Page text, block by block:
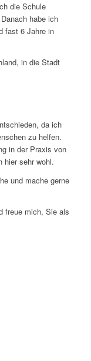
die Schule
habe ich
fast 6 Jahre in
in die Stadt
da ich
zu helfen.
in der Praxis von
hier sehr wohl.
und mache gerne
freue mich, Sie als